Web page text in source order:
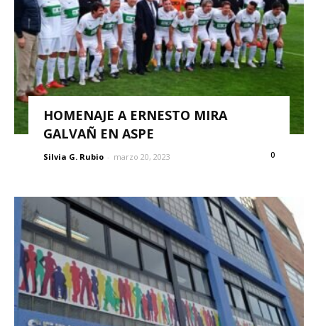
HOMENAJE A ERNESTO MIRA
GALVAÑ EN ASPE
Silvia G. Rubio - marzo 20, 2023 0